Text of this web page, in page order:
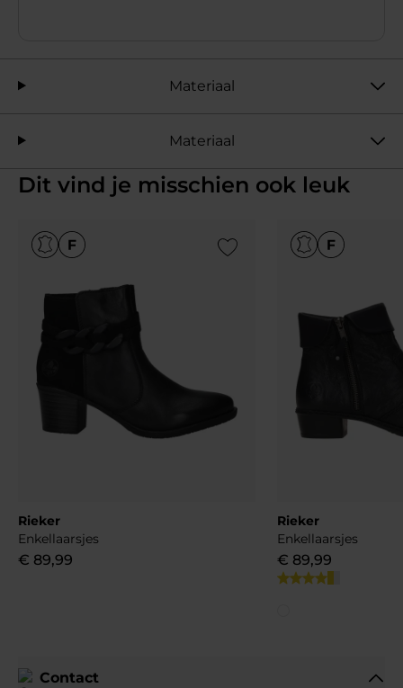
Materiaal
Materiaal
Dit vind je misschien ook leuk
Add to Wishlist
Rieker
Enkellaarsjes
€ 89,99
Rieker
Enkellaarsjes
€ 89,99
Contact